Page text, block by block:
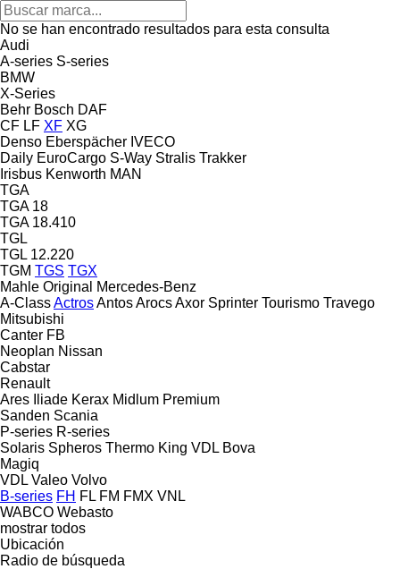
No se han encontrado resultados para esta consulta
Audi
A-series S-series
BMW
X-Series
Behr Bosch DAF
CF LF XF XG
Denso Eberspächer IVECO
Daily EuroCargo S-Way Stralis Trakker
Irisbus Kenworth MAN
TGA
TGA 18
TGA 18.410
TGL
TGL 12.220
TGM TGS TGX
Mahle Original
Mercedes-Benz
A-ClassActrosAntosArocsAxor Sprinter Tourismo Travego
Mitsubishi
Canter FB
Neoplan Nissan
Cabstar
Renault
Ares
Iliade Kerax Midlum Premium
Sanden Scania
P-series R-series
Solaris Spheros Thermo King VDL Bova
Magiq
VDL Valeo Volvo
B-series FH FL FM FMX VNL
WABCO Webasto
mostrar todos
Ubicación
Radio de búsqueda